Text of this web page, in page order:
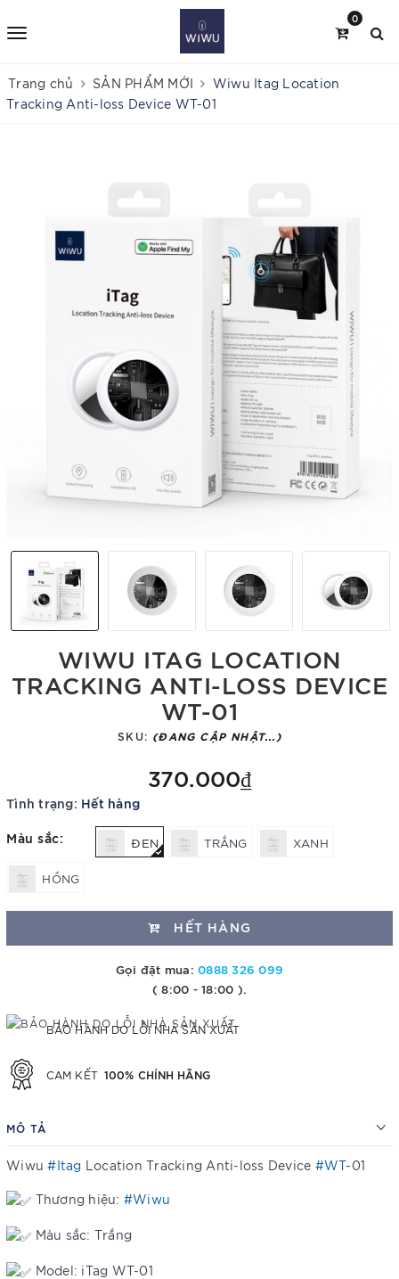
0
Trang chủ SẢN PHẨM MỚI
Wiwu Itag Location
Tracking Anti-loss Device WT-01
WIWU ITAG LOCATION
TRACKING ANTI-LOSS DEVICE
WT-01
SKU: (ĐANG CẬP NHẬT...)
370.000₫
Tình trạng: Hết hàng
Màu sắc: ĐEN TRẮNG XANH
HỒNG
HẾT HÀNG
Gọi đặt mua:0888 326 099
( 8:00 - 18:00 ).
BẢO HÀNH DO LỖI NHÀ SẢN XUẤT
CAM KẾT 100% CHÍNH HÃNG
MÔ TẢ
Wiwu#Itag Location Tracking Anti-loss Device #WT-01
Thương hiệu: #Wiwu
Màu sắc: Trắng
Model: iTag WT-01